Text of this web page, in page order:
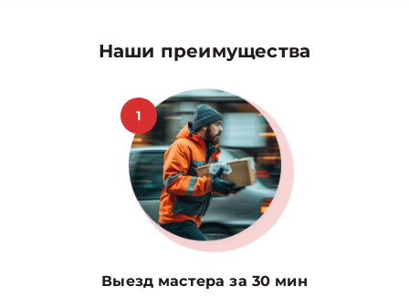
Наши преимущества
1
Выезд мастера за 30 мин